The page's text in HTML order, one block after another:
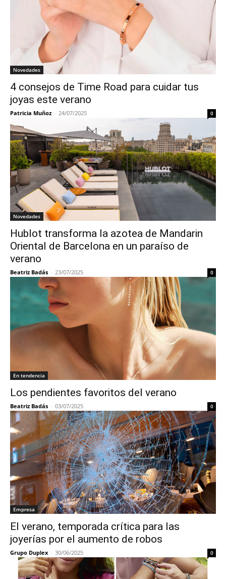
Novedades
4 consejos de Time Road para cuidar tus
joyas este verano
Patricia Muñoz - 24/07/2025 0
Novedades
Hublot transforma la azotea de Mandarin
Oriental de Barcelona en un paraíso de
verano
Beatriz Badás - 23/07/2025 0
En tendencia
Los pendientes favoritos del verano
Beatriz Badás - 03/07/2025 0
Empresa
El verano, temporada crítica para las
joyerías por el aumento de robos
Grupo Duplex - 30/06/2025 0